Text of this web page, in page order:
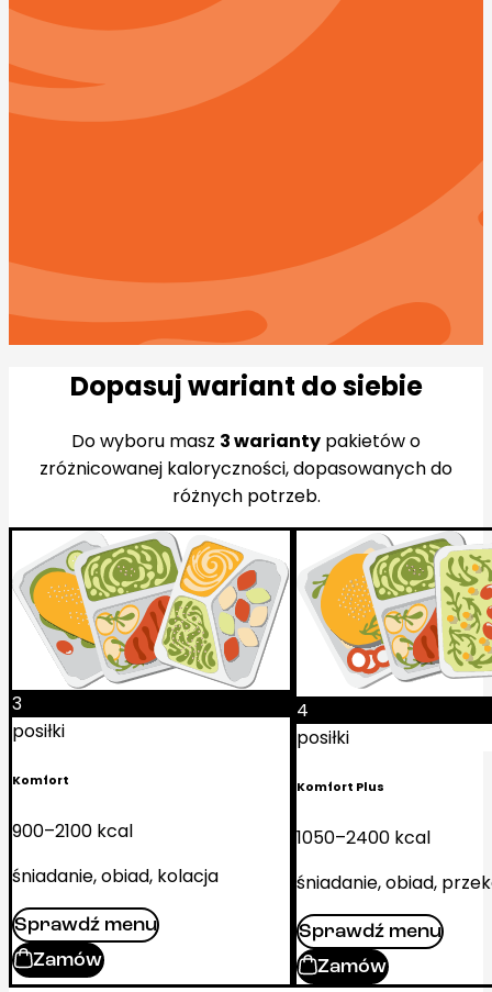
Zadbaj o swoje zdrowie i jedz jak SuperChefowa!
Jedyny taki na rynku – autorski pakiet od Darii
Ładochy.
Zobacz pełne menu
Dopasuj wariant do siebie
Do wyboru masz 3 warianty pakietów o
zróżnicowanej kaloryczności, dopasowanych do
różnych potrzeb.
3
posiłki
Komfort
900–2100 kcal
śniadanie, obiad, kolacja
Sprawdź menu
Zamów
4
posiłki
Komfort Plus
1050–2400 kcal
śniadanie, obiad,
Sprawdź menu
Zamów